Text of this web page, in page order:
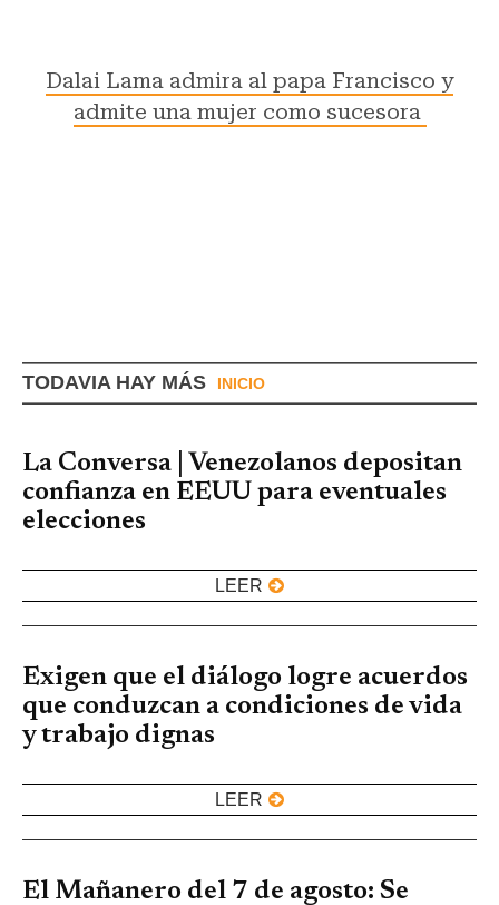
Dalai Lama admira al papa Francisco y
admite una mujer como sucesora
TODAVIA HAY MÁS INICIO
La Conversa | Venezolanos depositan
confianza en EEUU para eventuales
elecciones
LEER
Exigen que el diálogo logre acuerdos
que conduzcan a condiciones de vida
y trabajo dignas
LEER
El Mañanero del 7 de agosto: Se